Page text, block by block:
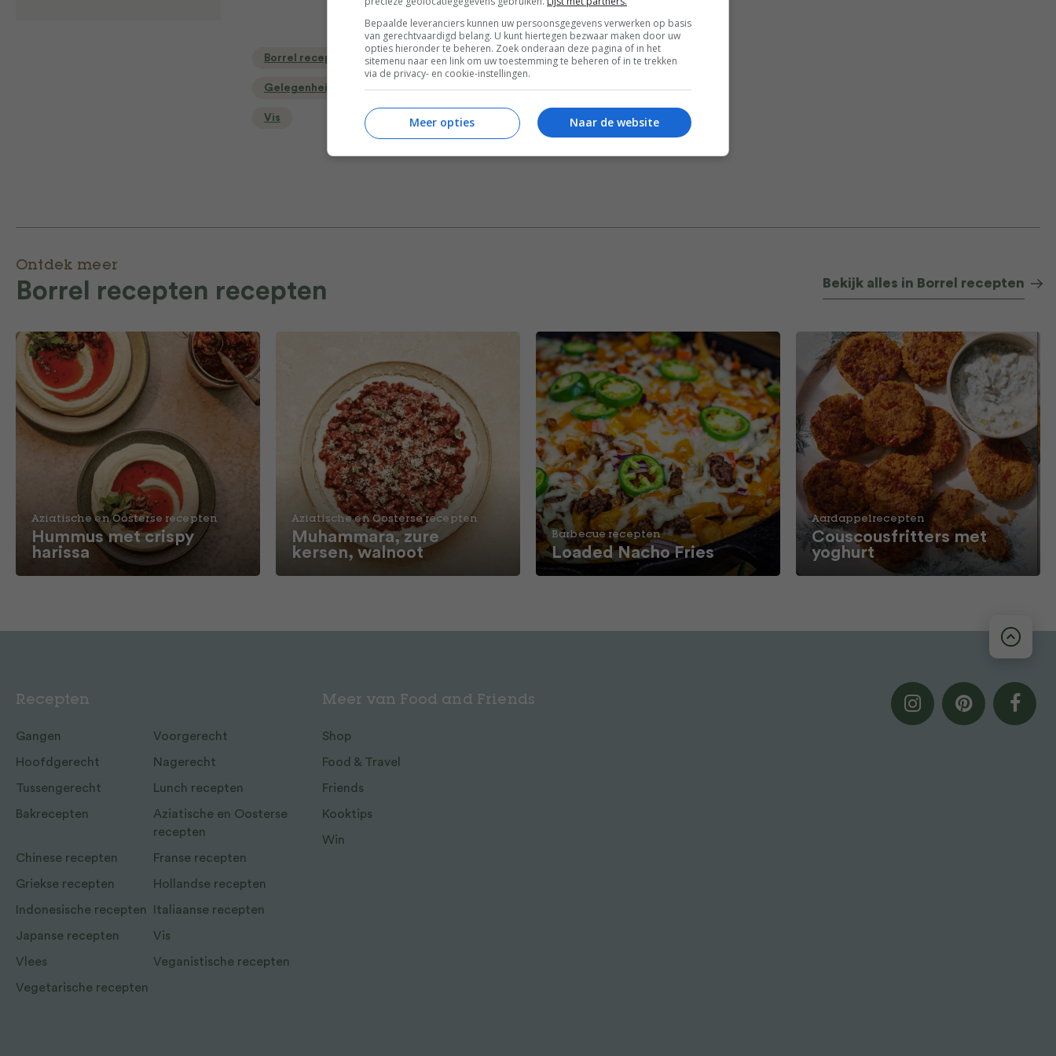
Borrel recepten Comfort Food Comfort Food recepten
Gelegenheid Picknick recepten Recepten Tapas recepten
Vis
Ontdek meer
Borrel recepten recepten Bekijk alles in Borrel recepten
Aziatische en Oosterse recepten
Hummus met crispy
harissa
Aziatische en Oosterse recepten
Muhammara, zure
kersen, walnoot
Barbecue recepten
Loaded Nacho Fries
Aardappelrecepten
Couscousfritters met
yoghurt
Bepaalde leveranciers kunnen uw persoonsgegevens verwerken op basis
van gerechtvaardigd belang. U kunt hiertegen bezwaar maken door uw
opties hieronder te beheren. Zoek onderaan deze pagina of in het
sitemenu naar een link om uw toestemming te beheren of in te trekken
via de privacy- en cookie-instellingen.
Naar de website
Meer opties
Recepten
Gangen Voorgerecht
Hoofdgerecht Nagerecht
Tussengerecht Lunch recepten
Bakrecepten
Aziatische en Oosterse
recepten
Chinese recepten Franse recepten
Griekse recepten Hollandse recepten
Indonesische recepten Italiaanse recepten
Japanse recepten Vis
Vlees Veganistische recepten
Vegetarische recepten
Meer van Food and Friends
Shop
Food & Travel
Friends
Kooktips
Win